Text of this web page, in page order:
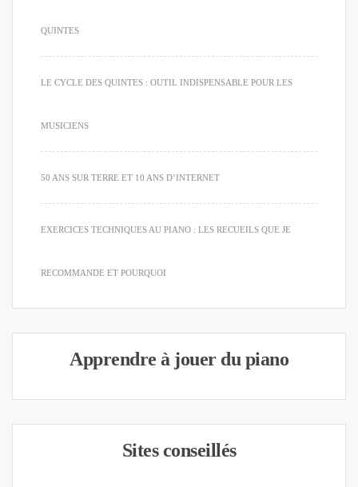
QUINTES
LE CYCLE DES QUINTES : OUTIL INDISPENSABLE POUR LES
MUSICIENS
50 ANS SUR TERRE ET 10 ANS D’INTERNET
EXERCICES TECHNIQUES AU PIANO : LES RECUEILS QUE JE
RECOMMANDE ET POURQUOI
Apprendre à jouer du piano
Sites conseillés